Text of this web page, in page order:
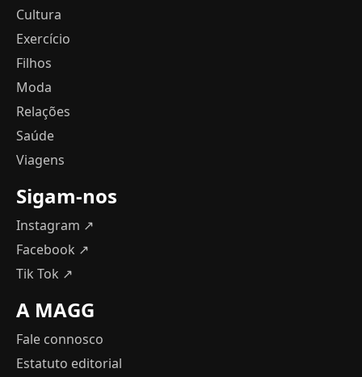
Cultura
Exercício
Filhos
Moda
Relações
Saúde
Viagens
Sigam-nos
Instagram ↗
Facebook ↗
Tik Tok ↗
A MAGG
Fale connosco
Estatuto editorial